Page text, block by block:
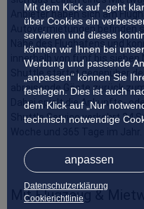
Mit dem Klick auf „geht
über Cookies ein
servieren und dieses
können wir Ihnen bei
Werbung und passende
„anpassen” können Sie
festlegen. Dies ist auch
dem Klick auf „Nur
technisch notwendige
anpassen
Datenschutzerklärung
Cookierichtlinie
Anbieter haben sich am
Autovermietungen befinden
Nähe des Flughafens und
innerhalb von fünf bis
Shuttle startet gegenüber
abreisende Gäste zurück
Dabei spielt die Ankunfts-
Shuttle Service verkehrt 24
Mit Flugzeug &